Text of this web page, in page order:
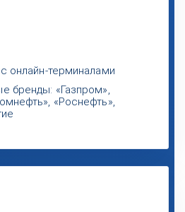
онлайн-терминалами
бренды: «Газпром»,
«Роснефть»,